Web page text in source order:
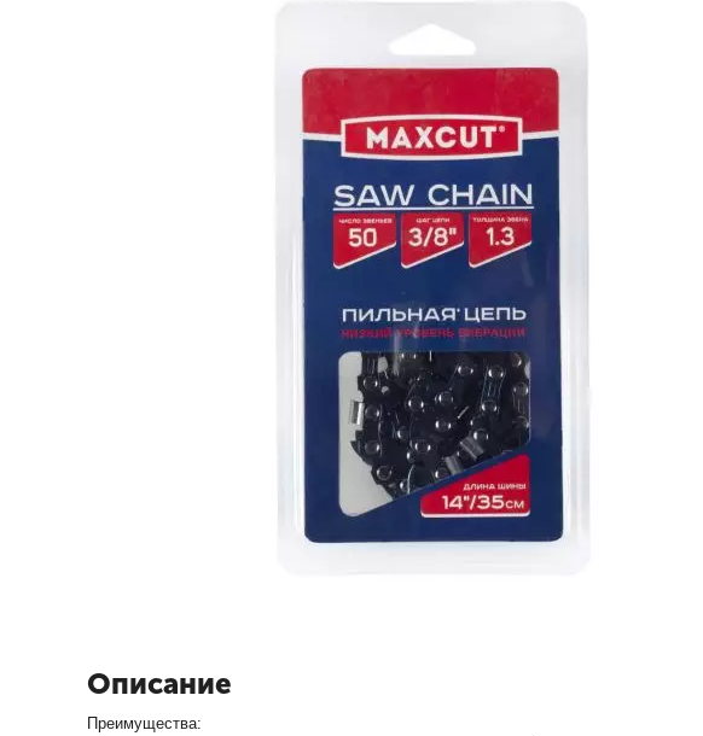
Описание
Преимущества: